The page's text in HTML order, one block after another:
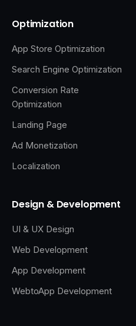
Optimization
App Store Optimization
Search Engine Optimization
Conversion Rate
Optimization
Landing Page
Ad Monetization
Localization
Design & Development
UI & UX Design
Web Development
App Development
WebtoApp Development